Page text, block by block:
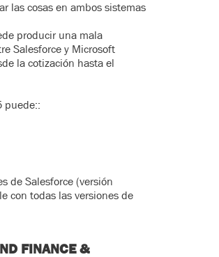
las cosas en ambos sistemas
producir una mala
Salesforce y Microsoft
la cotización hasta el
puede::
de Salesforce (versión
con todas las versiones de
FINANCE &